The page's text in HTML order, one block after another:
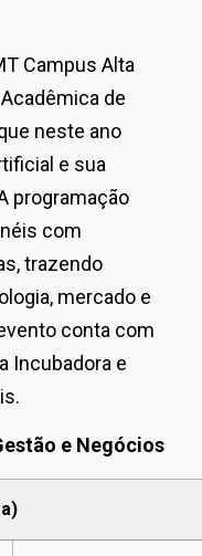
Campus Alta
de
neste ano
e sua
programação
com
trazendo
mercado e
conta com
Incubadora e
e Negócios